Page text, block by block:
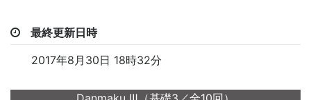
最終更新日時
2017年8月30日 18時32分